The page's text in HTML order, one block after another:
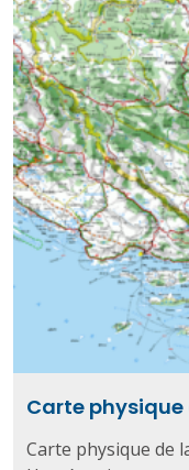
Carte
Carte physique de